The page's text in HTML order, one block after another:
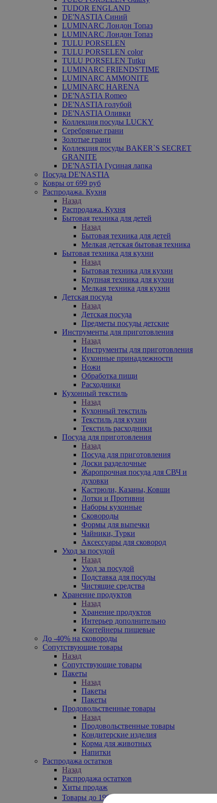
TUDOR ENGLAND
DE'NASTIA Синий
LUMINARC Лондон Топаз
LUMINARC Лондон Топаз
TULU PORSELEN
TULU PORSELEN color
TULU PORSELEN Tutku
LUMINARC FRIENDS'TIME
LUMINARC AMMONITE
LUMINARC HARENA
DE'NASTIA Romeo
DE'NASTIA голубой
DE'NASTIA Оливки
Коллекция посуды LUCKY
Серебряные грани
Золотые грани
Коллекция посуды BAKER`S SECRET
GRANITE
DE'NASTIA Гусиная лапка
Посуда DE'NASTIA
Ковры от 699 руб
Распродажа. Кухня
Назад
Распродажа. Кухня
Бытовая техника для детей
Назад
Бытовая техника для детей
Мелкая детская бытовая техника
Бытовая техника для кухни
Назад
Бытовая техника для кухни
Крупная техника для кухни
Мелкая техника для кухни
Детская посуда
Назад
Детская посуда
Предметы посуды детские
Инструменты для приготовления
Назад
Инструменты для приготовления
Кухонные принадлежности
Ножи
Обработка пищи
Расходники
Кухонный текстиль
Назад
Кухонный текстиль
Текстиль для кухни
Текстиль расходники
Посуда для приготовления
Назад
Посуда для приготовления
Доски разделочные
Жаропрочная посуда для СВЧ и
духовки
Кастрюли, Казаны, Ковши
Лотки и Противни
Наборы кухонные
Сковороды
Формы для выпечки
Чайники, Турки
Аксессуары для сковород
Уход за посудой
Назад
Уход за посудой
Подставка для посуды
Чистящие средства
Хранение продуктов
Назад
Хранение продуктов
Интерьер дополнительно
Контейнеры пищевые
До -40% на сковороды
Сопутствующие товары
Назад
Сопутствующие товары
Пакеты
Назад
Пакеты
Пакеты
Продовольственные товары
Назад
Продовольственные товары
Кондитерские изделия
Корма для животных
Напитки
Распродажа остатков
Назад
Распродажа остатков
Хиты продаж
Товары до 199₽